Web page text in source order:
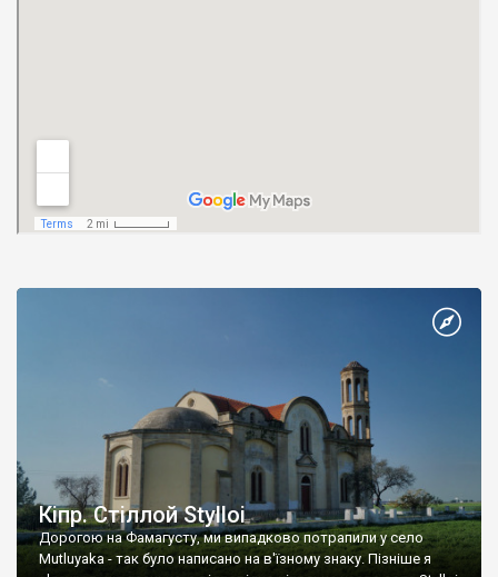
Кіпр. Стіллой Stylloi
Дорогою на Фамагусту, ми випадково потрапили у село
Mutluyaka - так було написано на в'їзному знаку. Пізніше я